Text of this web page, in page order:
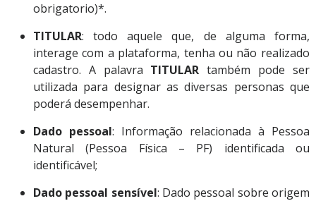
obrigatorio)*.
TITULAR: todo aquele que, de alguma forma,
interage com a plataforma, tenha ou não realizado
cadastro. A palavra TITULAR também pode ser
utilizada para designar as diversas personas que
poderá desempenhar.
Dado pessoal: Informação relacionada à Pessoa
Natural (Pessoa Física – PF) identificada ou
identificável;
Dado pessoal sensível: Dado pessoal sobre origem